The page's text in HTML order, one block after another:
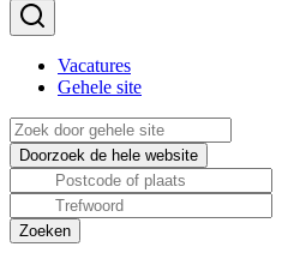
Vacatures
Gehele site